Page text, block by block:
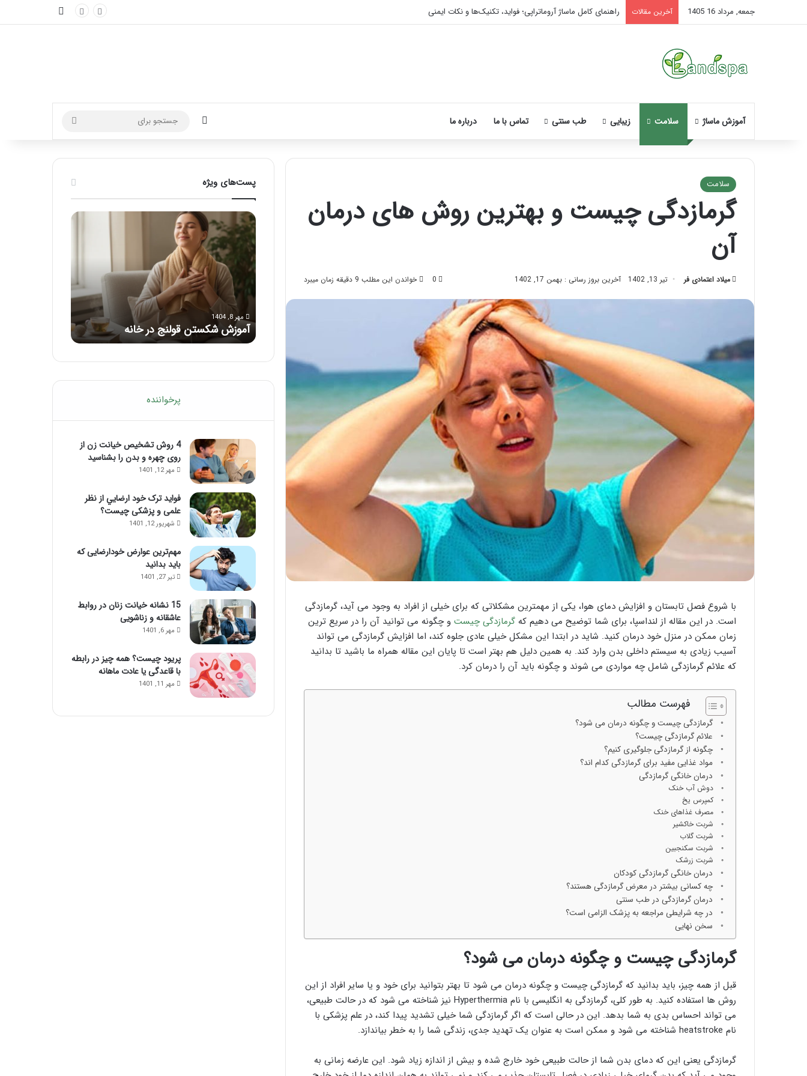
جمعه, مرداد 16 1405 آخرین مقالات راهنمای کامل ماساژ آروماتراپی؛ فواید، تکنیک‌ها و نکات ایمنی
آموزش ماساژ سلامت زیبایی طب سنتی تماس با ما درباره ما تغییر پوسته
برای
سلامت
گرمازدگی چیست و بهترین روش های درمان
آن
میلاد اعتمادی فر تیر 13, 1402 آخرین بروز رسانی : بهمن 17, 1402 0 خواندن این مطلب 9 دقیقه زمان میبرد
با شروع فصل تابستان و افزایش دمای هوا، یکی از مهمترین مشکلاتی که برای خیلی از افراد به وجود می آید، گرمازدگی
است. در این مقاله از لنداسپا، برای شما توضیح می دهیم که گرمازدگی چیست و چگونه می توانید آن را در سریع ترین
زمان ممکن در منزل خود درمان کنید. شاید در ابتدا این مشکل خیلی عادی جلوه کند، اما افزایش گرمازدگی می تواند
آسیب زیادی به سیستم داخلی بدن وارد کند. به همین دلیل هم بهتر است تا پایان این مقاله همراه ما باشید تا بدانید
که علائم گرمازدگی شامل چه مواردی می شوند و چگونه باید آن را درمان کرد.
فهرست مطالب
گرمازدگی چیست و چگونه درمان می شود؟
علائم گرمازدگی چیست؟
چگونه از گرمازدگی جلوگیری کنیم؟
مواد غذایی مفید برای گرمازدگی کدام اند؟
درمان خانگی گرمازدگی
دوش آب خنک
کمپرس یخ
مصرف غذاهای خنک
شربت خاکشیر
شربت گلاب
شربت سکنجبین
شربت زرشک
درمان خانگی گرمازدگی کودکان
چه کسانی بیشتر در معرض گرمازدگی هستند؟
درمان گرمازدگی در طب سنتی
در چه شرایطی مراجعه به پزشک الزامی است؟
سخن نهایی
گرمازدگی چیست و چگونه درمان می شود؟
قبل از همه چیز، باید بدانید که گرمازدگی چیست و چگونه درمان می شود تا بهتر بتوانید برای خود و یا سایر افراد از این
روش ها استفاده کنید. به طور کلی، گرمازدگی به انگلیسی با نام Hyperthermia نیز شناخته می شود که در حالت طبیعی،
می تواند احساس بدی به شما بدهد. این در حالی است که اگر گرمازدگی شما خیلی تشدید پیدا کند، در علم پزشکی با
نام heatstroke شناخته می شود و ممکن است به عنوان یک تهدید جدی، زندگی شما را به خطر بیاندازد.
گرمازدگی یعنی این که دمای بدن شما از حالت طبیعی خود خارج شده و بیش از اندازه زیاد شود. این عارضه زمانی به
پست‌های ویژه
نحوه
تزریق
آن!
تیر 28, 1404
نحوه ماساژ صورت بعد از تزریق چربی؛
بایدها و نبایدهای آن!
آموزش
شکستن
آموزش شکستن قولنج در خانه
ماساژ
برای
بهبود
تمرکز
ذهنی؛
با
این
ماساژ
حواس‌جمع
شوید!
مرداد 6, 1404
ماساژ برای بهبود تمرکز ذهنی؛ با این
ماساژ حواس‌جمع شوید!
پرخواننده
4 روش تشخیص خیانت زن از
روی چهره و بدن را بشناسید
مهر 12, 1401
فواید ترک خود ارضايي از نظر
علمی و پزشکی چیست؟
شهریور 12, 1401
مهم‌ترین عوارض خودارضایی که
باید بدانید
تیر 27, 1401
15 نشانه خیانت زنان در روابط
عاشقانه و زناشویی
مهر 6, 1401
پریود چیست؟ همه چیز در رابطه
با قاعدگی یا عادت ماهانه
مهر 11, 1401